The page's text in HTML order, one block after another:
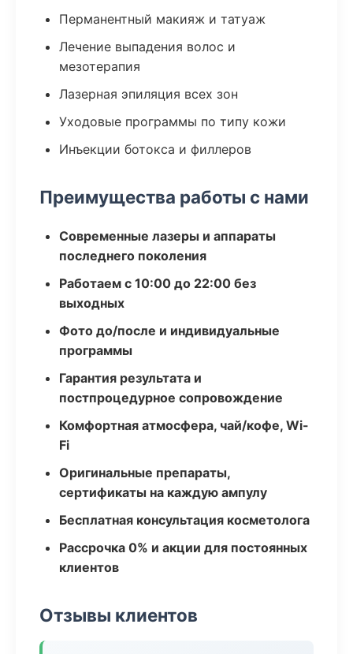
Перманентный макияж и татуаж
Лечение выпадения волос и
мезотерапия
Лазерная эпиляция всех зон
Уходовые программы по типу кожи
Инъекции ботокса и филлеров
Преимущества работы с нами
Современные лазеры и аппараты
последнего поколения
Работаем с 10:00 до 22:00 без
выходных
Фото до/после и индивидуальные
программы
Гарантия результата и
постпроцедурное сопровождение
Комфортная атмосфера, чай/кофе, Wi-
Fi
Оригинальные препараты,
сертификаты на каждую ампулу
Бесплатная консультация косметолога
Рассрочка 0% и акции для постоянных
клиентов
Отзывы клиентов